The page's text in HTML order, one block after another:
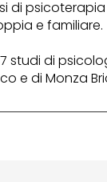
di
e familiare.
studi di
e di Monza